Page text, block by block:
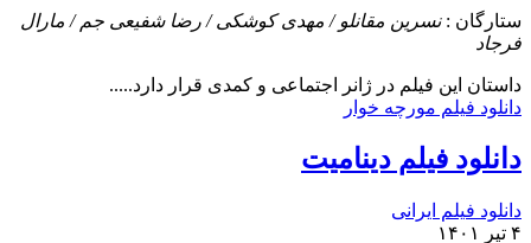
ستارگان :نسرین مقانلو / مهدی کوشکی / رضا شفیعی جم / مارال
فرجاد
داستان این فیلم در ژانر اجتماعی و کمدی قرار دارد.....
دانلود فیلم مورچه خوار
دانلود فیلم دینامیت
دانلود فیلم ایرانی
۴ تیر ۱۴۰۱